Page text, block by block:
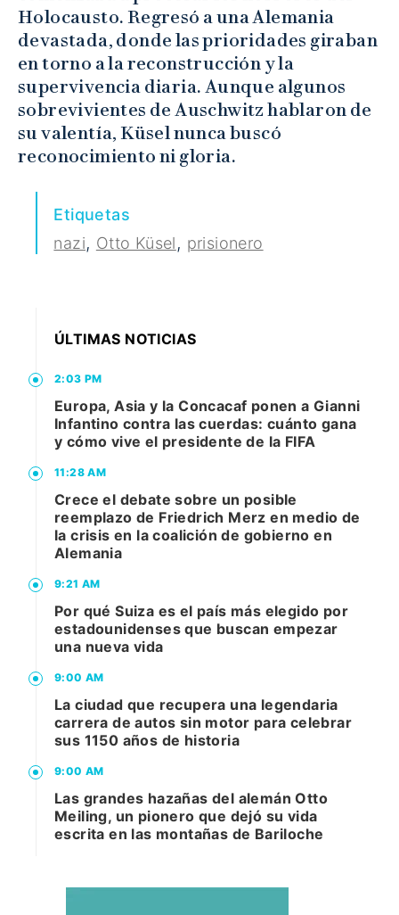
Holocausto. Regresó a una Alemania
devastada, donde las prioridades giraban
en torno a la reconstrucción y la
supervivencia diaria. Aunque algunos
sobrevivientes de Auschwitz hablaron de
su valentía, Küsel nunca buscó
reconocimiento ni gloria.
Etiquetas
nazi, Otto Küsel, prisionero
ÚLTIMAS NOTICIAS
2:03 PM
Europa, Asia y la Concacaf ponen a Gianni
Infantino contra las cuerdas: cuánto gana
y cómo vive el presidente de la FIFA
11:28 AM
Crece el debate sobre un posible
reemplazo de Friedrich Merz en medio de
la crisis en la coalición de gobierno en
Alemania
9:21 AM
Por qué Suiza es el país más elegido por
estadounidenses que buscan empezar
una nueva vida
9:00 AM
La ciudad que recupera una legendaria
carrera de autos sin motor para celebrar
sus 1150 años de historia
9:00 AM
Las grandes hazañas del alemán Otto
Meiling, un pionero que dejó su vida
escrita en las montañas de Bariloche